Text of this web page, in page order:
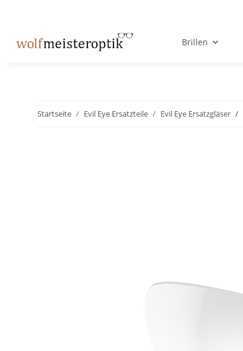
Brillen
Startseite Evil Eye Ersatzteile Evil Eye Ersatzgläser